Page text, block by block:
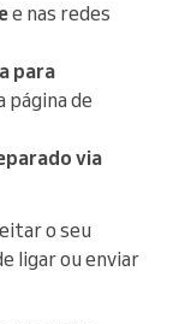
e nas redes
para
página de
via
o seu
ligar ou enviar